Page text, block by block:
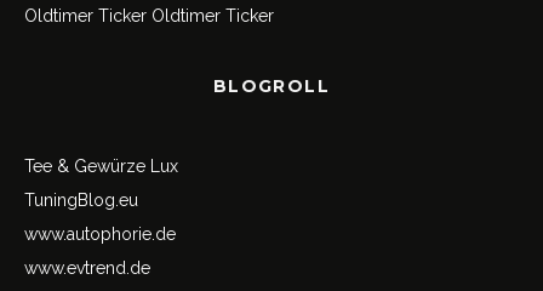
Oldtimer Ticker Oldtimer Ticker
BLOGROLL
Tee & Gewürze Lux
TuningBlog.eu
www.autophorie.de
www.evtrend.de